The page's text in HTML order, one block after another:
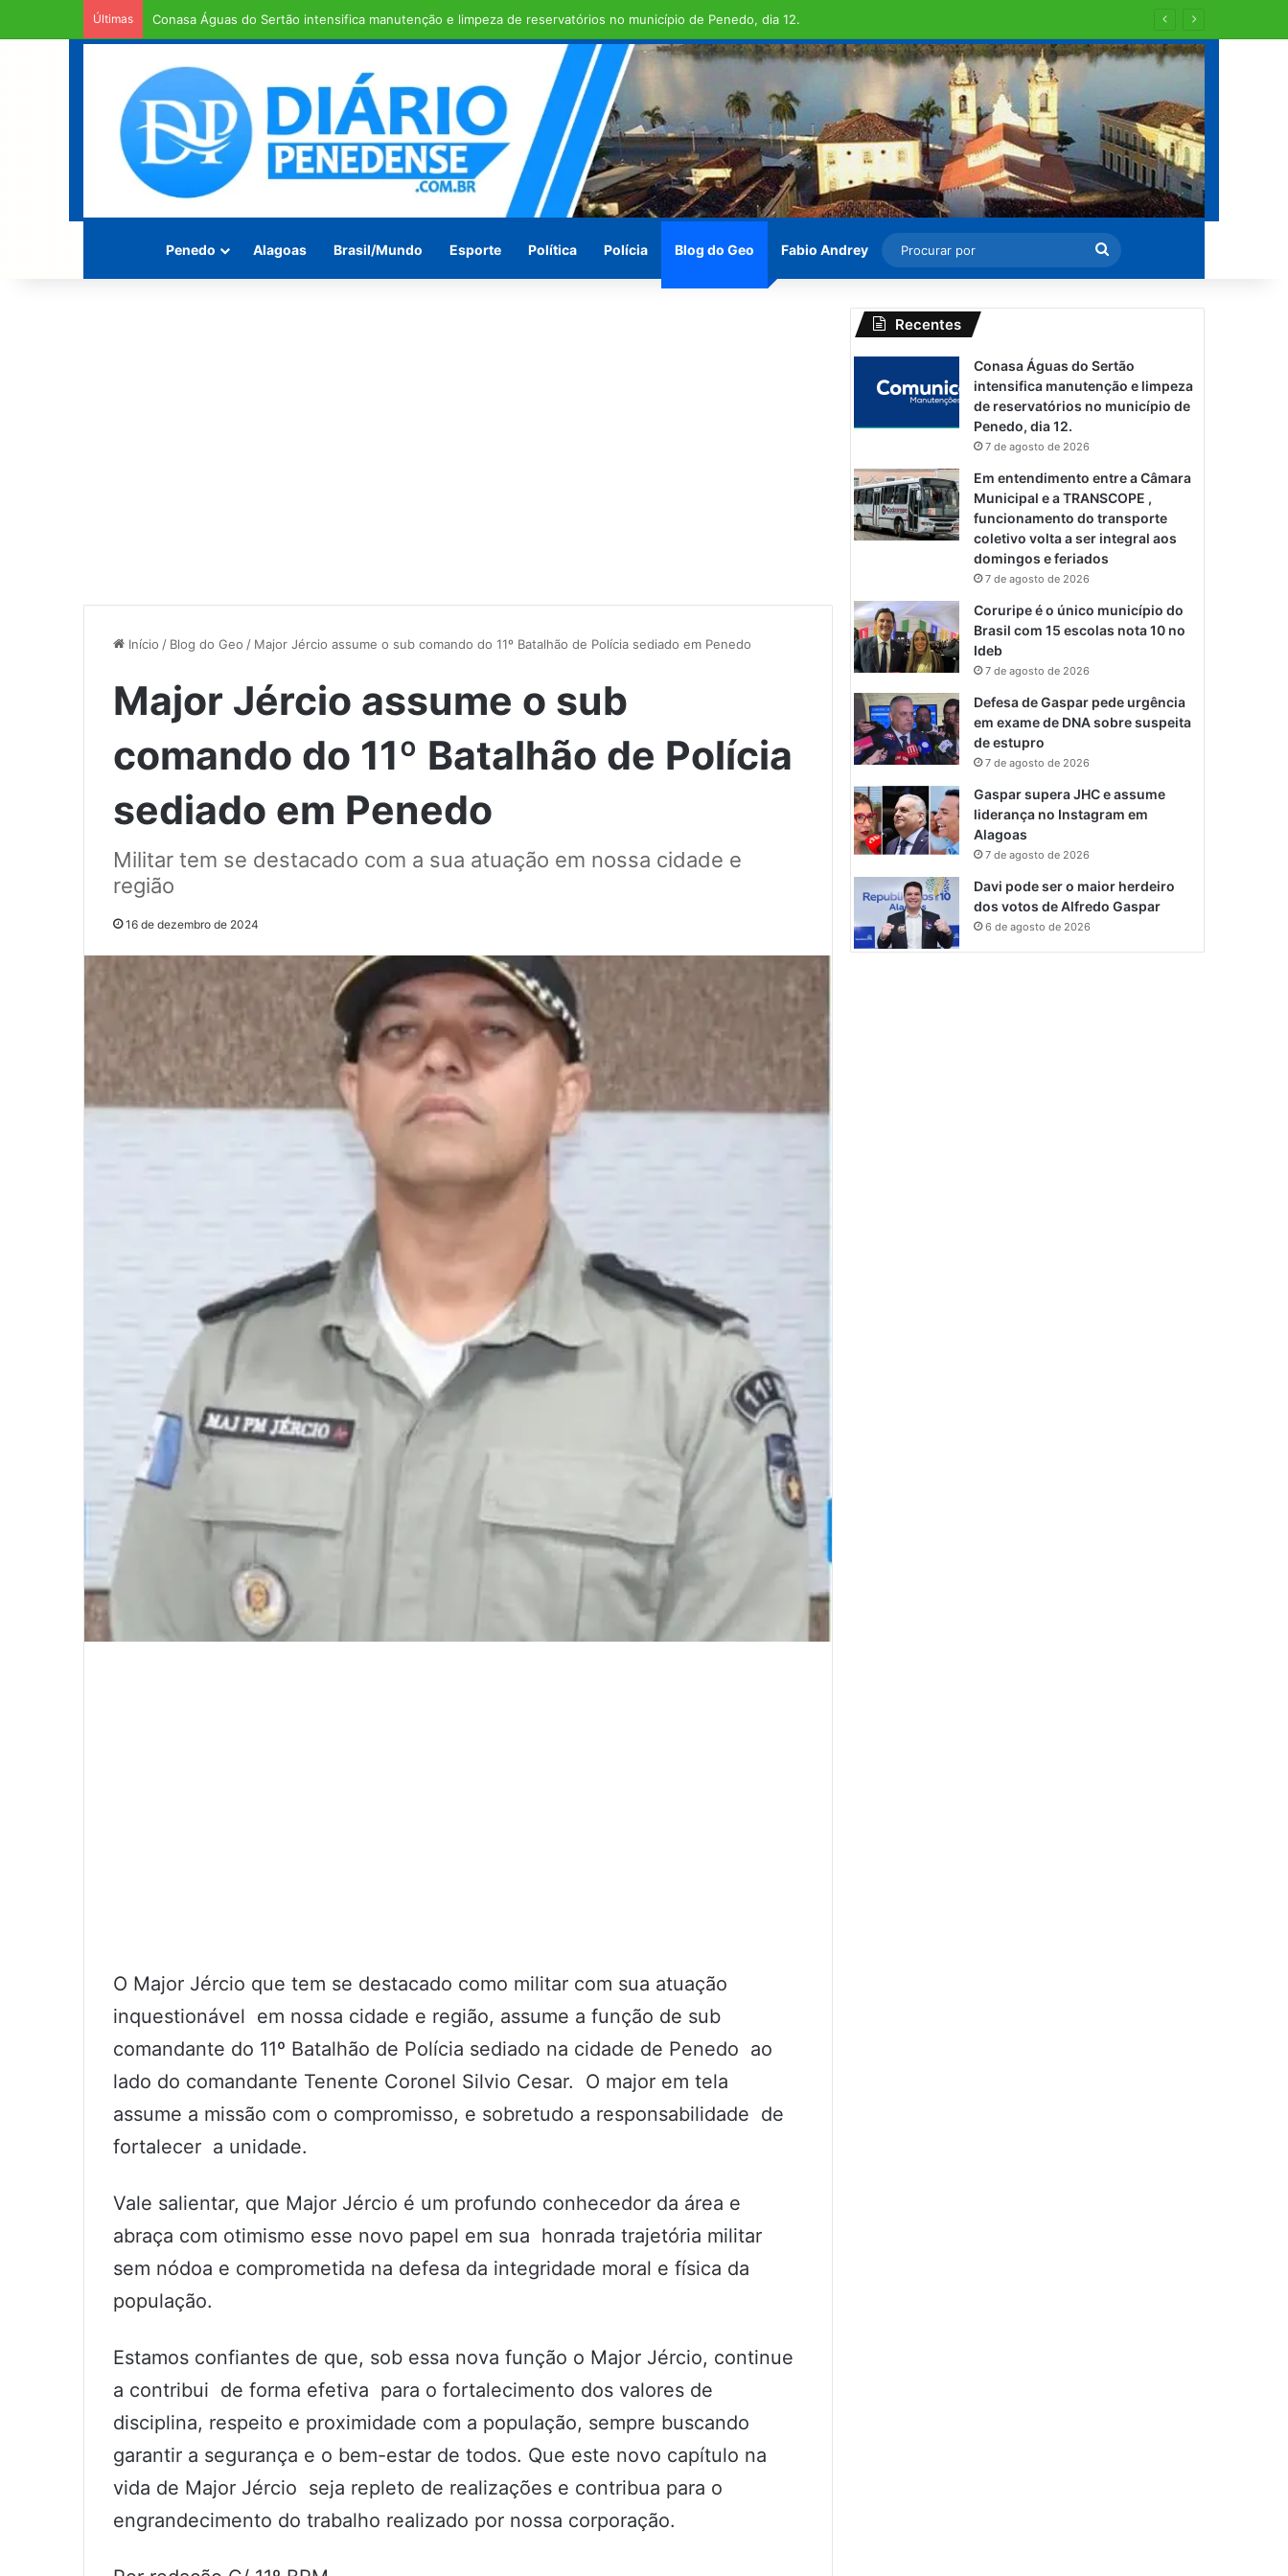
Últimas Em entendimento entre a Câmara Municipal e a TRANSCOPE , funcionamento do transporte coletivo volta a ser integral aos domingos e feriados
Penedo Alagoas Brasil/Mundo Esporte Política Polícia Blog do Geo Fabio Andrey
Procurar
por
Início / Blog do Geo / Major Jércio assume o sub comando do 11º Batalhão de Polícia sediado em Penedo
Major Jércio assume o sub
comando do 11º Batalhão de Polícia
sediado em Penedo
Militar tem se destacado com a sua atuação em nossa cidade e
região
16 de dezembro de 2024
O Major Jércio que tem se destacado como militar com sua atuação
inquestionável em nossa cidade e região, assume a função de sub
comandante do 11º Batalhão de Polícia sediado na cidade de Penedo ao
lado do comandante Tenente Coronel Silvio Cesar. O major em tela
assume a missão com o compromisso, e sobretudo a responsabilidade de
fortalecer a unidade.
Vale salientar, que Major Jércio é um profundo conhecedor da área e
abraça com otimismo esse novo papel em sua honrada trajetória militar
sem nódoa e comprometida na defesa da integridade moral e física da
população.
Estamos confiantes de que, sob essa nova função o Major Jércio, continue
a contribui de forma efetiva para o fortalecimento dos valores de
disciplina, respeito e proximidade com a população, sempre buscando
garantir a segurança e o bem-estar de todos. Que este novo capítulo na
vida de Major Jércio seja repleto de realizações e contribua para o
engrandecimento do trabalho realizado por nossa corporação.
Recentes
Conasa Águas do Sertão
intensifica manutenção e limpeza
de reservatórios no município de
Penedo, dia 12.
7 de agosto de 2026
Em entendimento entre a Câmara
Municipal e a TRANSCOPE ,
funcionamento do transporte
coletivo volta a ser integral aos
domingos e feriados
7 de agosto de 2026
Coruripe é o único município do
Brasil com 15 escolas nota 10 no
Ideb
7 de agosto de 2026
Defesa de Gaspar pede urgência
em exame de DNA sobre suspeita
de estupro
7 de agosto de 2026
Gaspar supera JHC e assume
liderança no Instagram em
Alagoas
7 de agosto de 2026
Davi pode ser o maior herdeiro
dos votos de Alfredo Gaspar
6 de agosto de 2026